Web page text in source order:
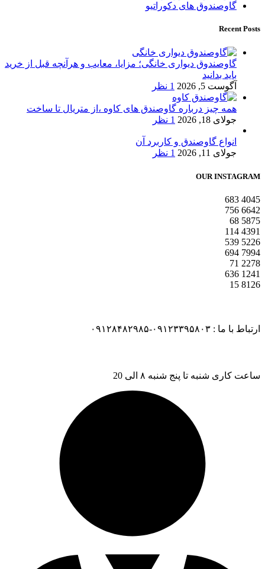
گاوصندوق های دکوراتیو
Recent Posts
گاوصندوق دیواری خانگی؛ مزایا، معایب و هرآنچه قبل از خرید
باید بدانید
آگوست 5, 2026
1 نظر
همه چیز درباره گاوصندق های کاوه ،از متریال تا ساخت
جولای 18, 2026
1 نظر
انواع گاوصندق و کاربرد آن
جولای 11, 2026
1 نظر
OUR INSTAGRAM
4045
683
6642
756
5875
68
4391
114
5226
539
7994
694
2278
71
1241
636
8126
15
ارتباط با ما : ۰۹۱۲۳۳۹۵۸۰۳-۰۹۱۲۸۴۸۲۹۸۵
ساعت کاری شنبه تا پنج شنبه ۸ الی 20